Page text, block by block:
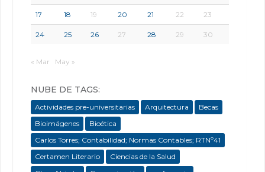
17 18 19 20 21 22 23
24 25 26 27 28 29 30
« Mar May »
NUBE DE TAGS:
Actividades pre-universitarias Arquitectura
Becas
Bioimágenes
Bioética
Carlos Torres; Contabilidad; Normas Contables; RTNº41
Certamen Literario
Ciencias de la Salud